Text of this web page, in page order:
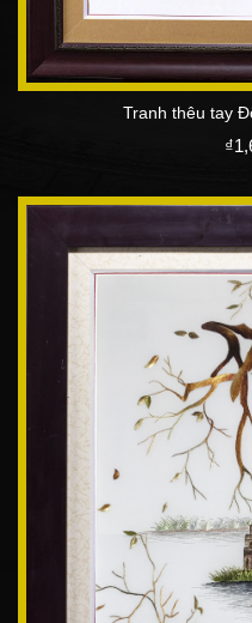
Tranh thêu tay
₫